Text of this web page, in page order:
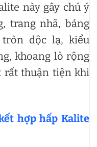
này gây chú ý
trang nhã, bảng
độc lạ, kiểu
khoang lò rộng
rất thuận tiện khi
hợp hấp Kalite